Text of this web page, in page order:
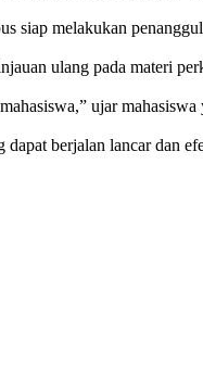
siap melakukan
ulang pada materi
ujar
berjalan lancar dan